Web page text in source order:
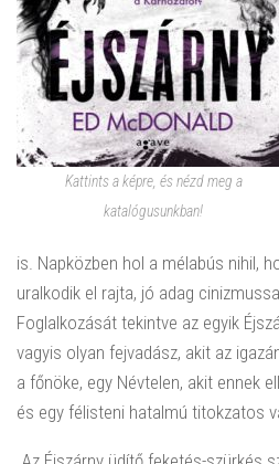
Kattints a képre, és nézd meg a
katalógusunkban!
is. Napközben hol a mélabús nihil,
uralkodik el rajta, jó adag
Foglalkozását tekintve az egyik
vagyis olyan fejvadász, akit az
a főnöke, egy Névtelen, akit ennek
és egy félisteni hatalmú titokzatos